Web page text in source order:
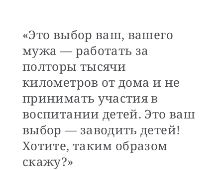
«Это выбор ваш, вашего
мужа — работать за
полторы тысячи
километров от дома и не
принимать участия в
воспитании детей. Это ваш
выбор — заводить детей!
Хотите, таким образом
скажу?»